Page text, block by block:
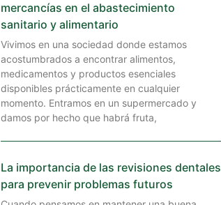
mercancías en el abastecimiento
sanitario y alimentario
Vivimos en una sociedad donde estamos
acostumbrados a encontrar alimentos,
medicamentos y productos esenciales
disponibles prácticamente en cualquier
momento. Entramos en un supermercado y
damos por hecho que habrá fruta,
La importancia de las revisiones dentales
para prevenir problemas futuros